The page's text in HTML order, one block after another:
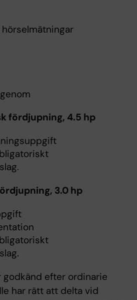
fördjupning, 4.5 hp
3.0 hp
godkänd efter ordinarie
har rätt att delta vid